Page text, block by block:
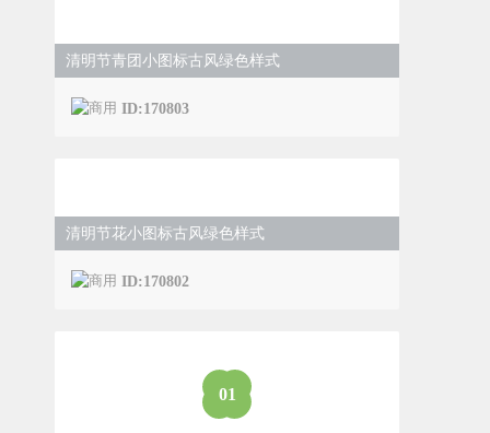
清明节青团小图标古风绿色样式
ID:170803
清明节花小图标古风绿色样式
ID:170802
01